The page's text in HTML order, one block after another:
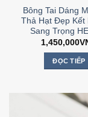
Bông Tai Dáng
Thả Hạt Đẹp Kết
Sang Trọng
1,450,000
ĐỌC TIẾP